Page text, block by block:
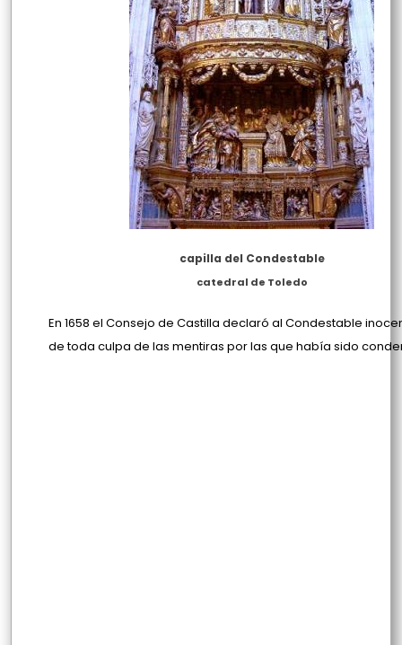
capilla del Condestable
catedral de Toledo
En 1658 el Consejo de Castilla declaró al Condestable
de toda culpa de las mentiras por las que había sido